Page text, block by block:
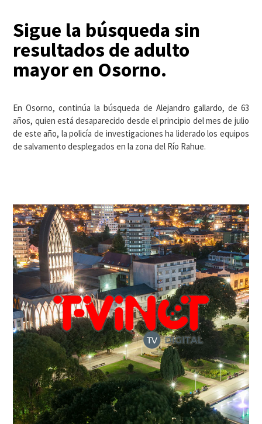
Sigue la búsqueda sin
resultados de adulto
mayor en Osorno.
En Osorno, continúa la búsqueda de Alejandro gallardo, de 63
años, quien está desaparecido desde el principio del mes de julio
de este año, la policía de investigaciones ha liderado los equipos
de salvamento desplegados en la zona del Río Rahue.